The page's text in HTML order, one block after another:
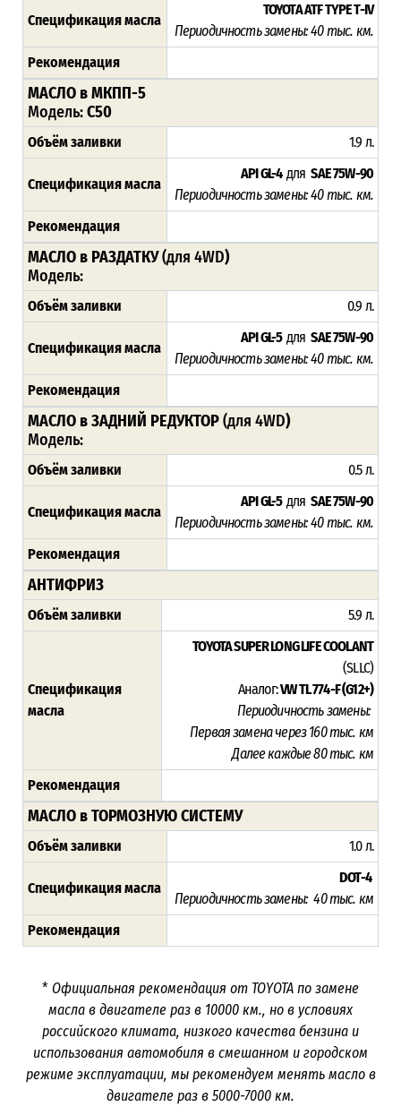
Спецификация масла
TOYOTA ATF TYPE T-IV
Периодичность замены: 40 тыс. км.
Рекомендация
МАСЛО в МКПП-5
Модель:C50
Объём заливки 1.9 л.
Спецификация масла
API GL-4 дляSAE 75W-90
Периодичность замены: 40 тыс. км.
Рекомендация
МАСЛО в РАЗДАТКУ(для 4WD)
Модель:
Объём заливки 0.9 л.
Спецификация масла
API GL-5 дляSAE 75W-90
Периодичность замены: 40 тыс. км.
Рекомендация
МАСЛО в ЗАДНИЙ РЕДУКТОР(для 4WD)
Модель:
Объём заливки 0.5 л.
Спецификация масла
API GL-5 дляSAE 75W-90
Периодичность замены: 40 тыс. км.
Рекомендация
АНТИФРИЗ
Объём заливки 5.9 л.
Спецификация
масла
TOYOTA SUPER LONG LIFE COOLANT
(SLLC)
Аналог:VW TL 774-F (G12+)
Периодичность замены:
Первая замена через 160 тыс. км
Далее каждые 80 тыс. км
Рекомендация
МАСЛО в ТОРМОЗНУЮ СИСТЕМУ
Объём заливки 1.0 л.
Спецификация масла
DOT-4
Периодичность замены: 40 тыс. км
Рекомендация
* Официальная рекомендация от TOYOTA по замене
масла в двигателе раз в 10000 км., но в условиях
российского климата, низкого качества бензина и
использования автомобиля в смешанном и городском
режиме эксплуатации, мы рекомендуем менять масло в
двигателе раз в 5000-7000 км.